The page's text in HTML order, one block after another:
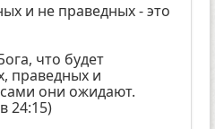
и не праведных - это
что будет
праведных и
они ожидают.
24:15)